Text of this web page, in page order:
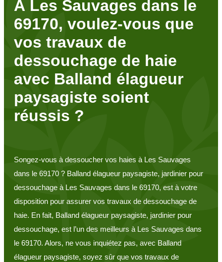
À Les Sauvages dans le
69170, voulez-vous que
vos travaux de
dessouchage de haie
avec Balland élagueur
paysagiste soient
réussis ?
Songez-vous à dessoucher vos haies à Les Sauvages
dans le 69170 ? Balland élagueur paysagiste, jardinier pour
dessouchage à Les Sauvages dans le 69170, est à votre
disposition pour assurer vos travaux de dessouchage de
haie. En fait, Balland élagueur paysagiste, jardinier pour
dessouchage, est l’un des meilleurs à Les Sauvages dans
le 69170. Alors, ne vous inquiétez pas, avec Balland
élagueur paysagiste, soyez sûr que vos travaux de